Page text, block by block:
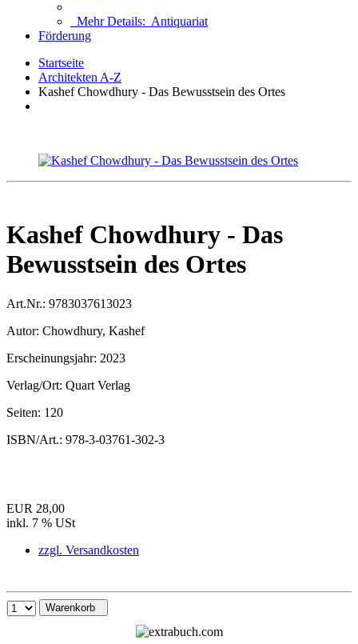
Mehr Details: Antiquariat
Förderung
Startseite
Architekten A-Z
Kashef Chowdhury - Das Bewusstsein des Ortes
Kashef Chowdhury - Das
Bewusstsein des Ortes
Art.Nr.: 9783037613023
Autor: Chowdhury, Kashef
Erscheinungsjahr: 2023
Verlag/Ort: Quart Verlag
Seiten: 120
ISBN/Art.: 978-3-03761-302-3
EUR 28,00
inkl. 7 % USt
zzgl. Versandkosten
Warenkorb